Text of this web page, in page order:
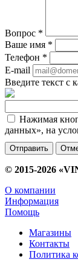
Вопрос *
Ваше имя *
Телефон *
E-mail
Введите текст с
Нажимая
данных», на
© 2015-2026
О компании
Информация
Помощь
Магазины
Контакты
Политика